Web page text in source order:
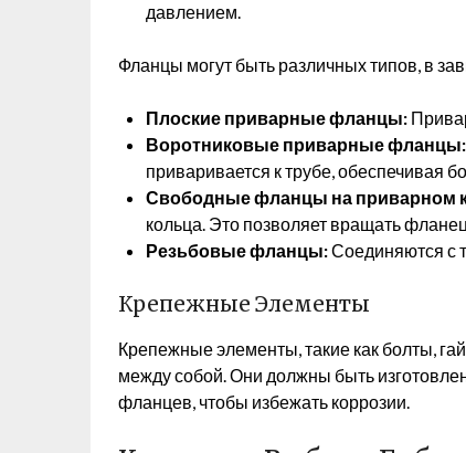
давлением.
Фланцы могут быть различных типов, в
Плоские приварные фланцы:
Воротниковые приварные фланцы:
приваривается к трубе, обеспечивая
Свободные фланцы на приварном
кольца. Это позволяет вращать
Резьбовые фланцы:Соединяются с
Крепежные Элементы
Крепежные элементы, такие как болты,
между собой. Они должны быть
фланцев, чтобы избежать коррозии.